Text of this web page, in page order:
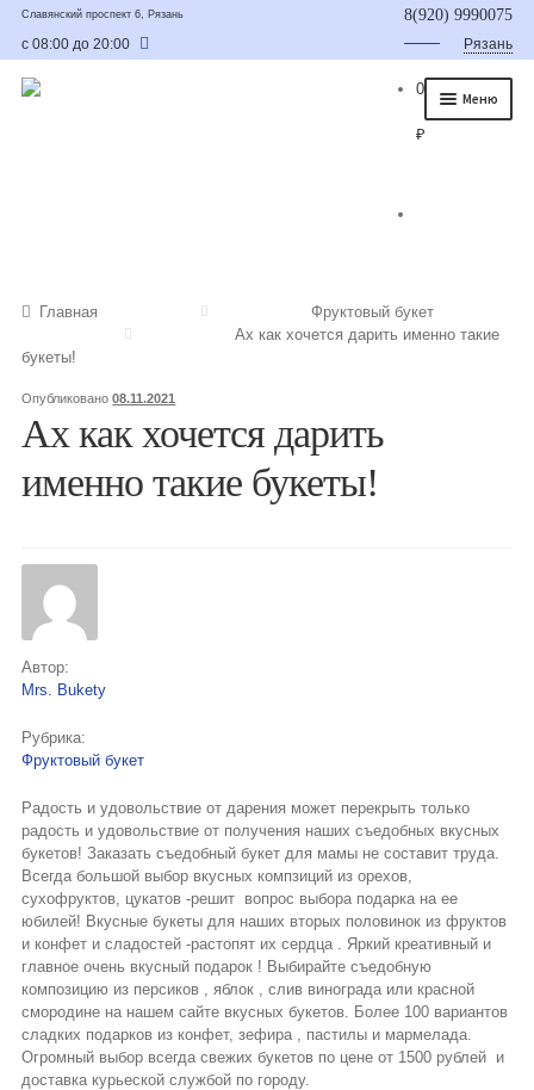
Славянский проспект 6, Рязань
с 08:00 до 20:00
8(920) 9990075
Рязань
Меню
Букет для мужчины
Букет из фруктов и овощей
Сладкие букеты из конфет
Букеты из сухофруктов и орехов
Овощные букеты
Букет учителю
Съедобные Корзины
Букеты из раков и рыбы
Доставка
Фото работ
Контакты
0
₽
Главная
Фруктовый букет
Ах как хочется дарить именно такие
букеты!
Опубликовано08.11.2021
Ах как хочется дарить
именно такие букеты!
Автор:
Mrs. Bukety
Рубрика:
Фруктовый букет
Радость и удовольствие от дарения может перекрыть только
радость и удовольствие от получения наших съедобных вкусных
букетов! Заказать съедобный букет для мамы не составит труда.
Всегда большой выбор вкусных компзиций из орехов,
сухофруктов, цукатов -решит вопрос выбора подарка на ее
юбилей! Вкусные букеты для наших вторых половинок из фруктов
и конфет и сладостей -растопят их сердца . Яркий креативный и
главное очень вкусный подарок ! Выбирайте съедобную
композицию из персиков , яблок , слив винограда или красной
смородине на нашем сайте вкусных букетов. Более 100 вариантов
сладких подарков из конфет, зефира , пастилы и мармелада.
Огромный выбор всегда свежих букетов по цене от 1500 рублей и
доставка курьеской службой по городу.